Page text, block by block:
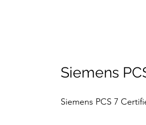
Siemens
Siemens PCS 7